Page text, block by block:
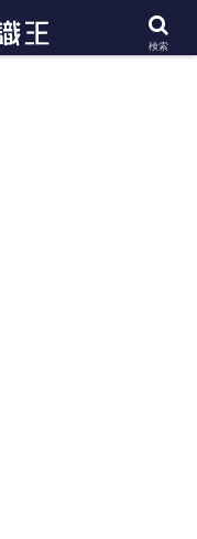
識を幅広く紹介
検索